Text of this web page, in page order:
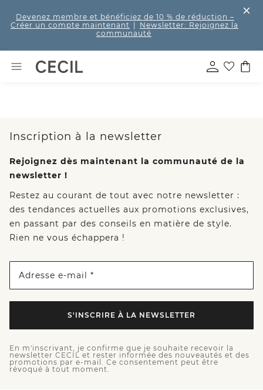
Devenez membre et bénéficiez de 10 % de réduction –
Créer un compte maintenant
Newsletter: Rejoignez la
communauté
Inscription à la newsletter
Rejoignez dès maintenant la communauté de la
newsletter !
Restez au courant de tout avec notre newsletter :
des tendances actuelles aux promotions exclusives,
en passant par des conseils en matière de style.
Rien ne vous échappera !
Adresse e-mail *
S'INSCRIRE À LA NEWSLETTER
En m'inscrivant, je confirme que je souhaite recevoir la
newsletter CECIL et rester informée des nouveautés et des
promotions par e-mail. Ce consentement peut être
révoqué à tout moment.